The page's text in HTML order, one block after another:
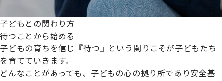
子どもとの関わり方
待つことから始める
子どもの育ちを信じ『待つ』という関りこそが子どもたち
を育てていきます。
どんなことがあっても、子どもの心の拠り所であり安全基